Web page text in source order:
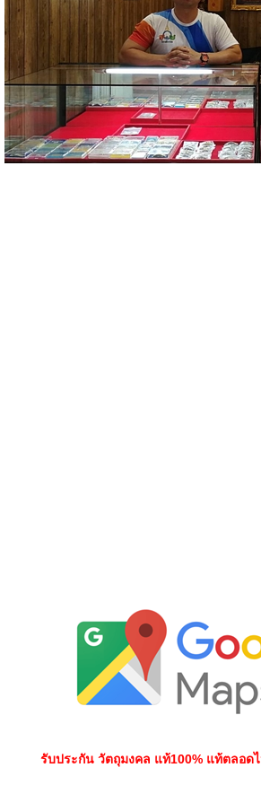
รับประกัน วัตถุมงคล แท้100% แท้ตลอด